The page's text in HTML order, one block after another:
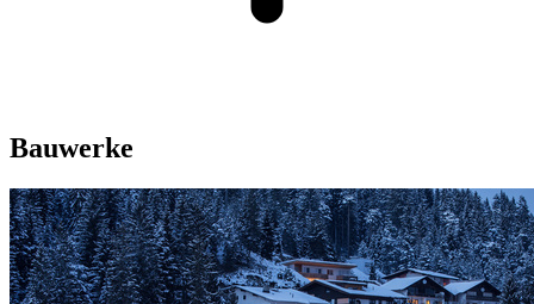
Bauwerke